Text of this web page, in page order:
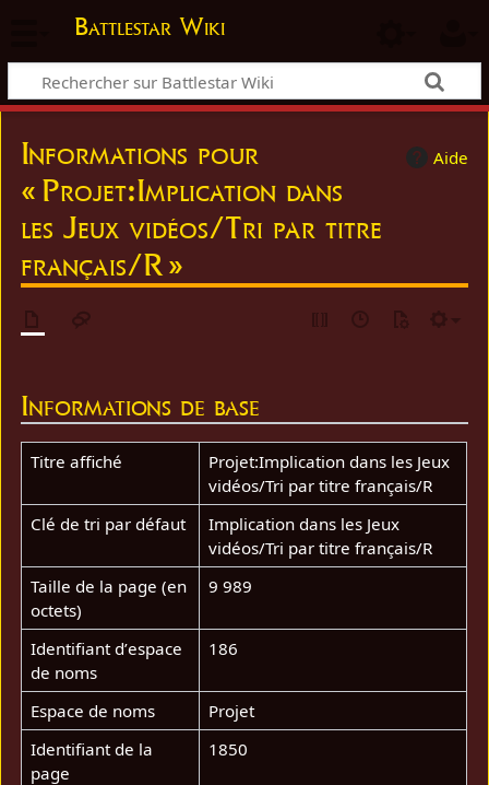
Battlestar Wiki
Aide
Informations pour
« Projet:Implication dans
les Jeux vidéos/Tri par titre
français/R »
Informations de base
Titre affiché
Projet:Implication dans les Jeux
vidéos/Tri par titre français/R
Clé de tri par défaut
Implication dans les Jeux
vidéos/Tri par titre français/R
Taille de la page (en
octets)
9 989
Identifiant dʼespace
de noms
186
Espace de noms
Projet
Identifiant de la
page
1850